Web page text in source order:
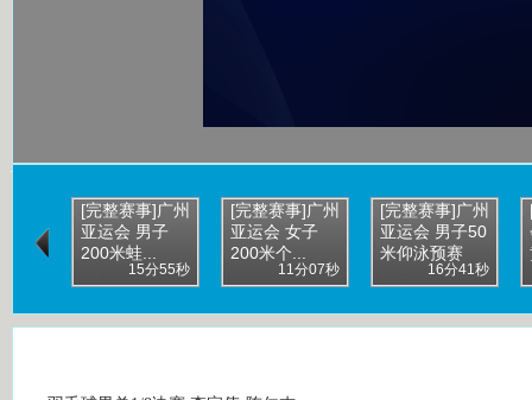
[完整赛事]广州
亚运会 男子
200米蛙...
15分55秒
[完整赛事]广州
亚运会 女子
200米个...
11分07秒
[完整赛事]广州
亚运会 男子50
米仰泳预赛
16分41秒